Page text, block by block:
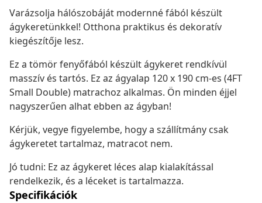
Varázsolja hálószobáját modernné fából készült
ágykeretünkkel! Otthona praktikus és dekoratív
kiegészítője lesz.
Ez a tömör fenyőfából készült ágykeret rendkívül
masszív és tartós. Ez az ágyalap 120 x 190 cm-es (4FT
Small Double) matrachoz alkalmas. Ön minden éjjel
nagyszerűen alhat ebben az ágyban!
Kérjük, vegye figyelembe, hogy a szállítmány csak
ágykeretet tartalmaz, matracot nem.
Jó tudni: Ez az ágykeret léces alap kialakítással
rendelkezik, és a léceket is tartalmazza.
Specifikációk